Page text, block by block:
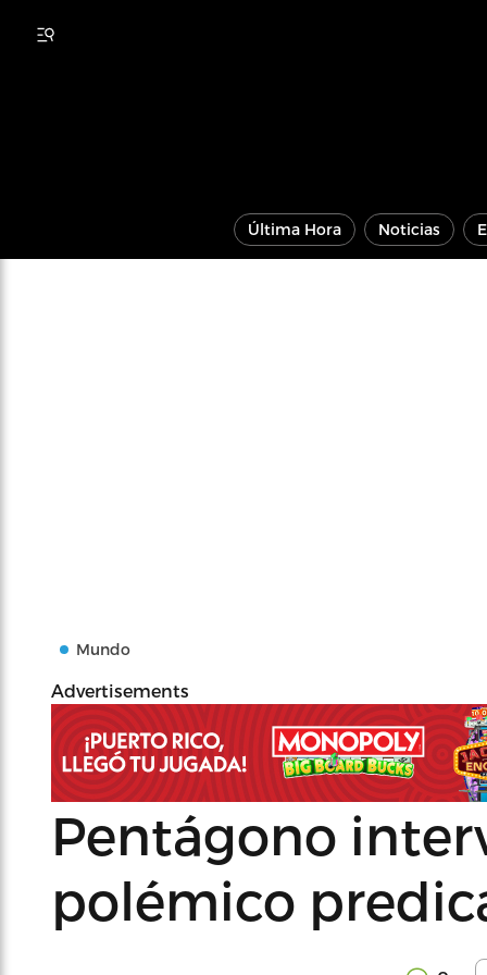
Última Hora Noticias
Mundo
Advertisements
Pentágono
polémico